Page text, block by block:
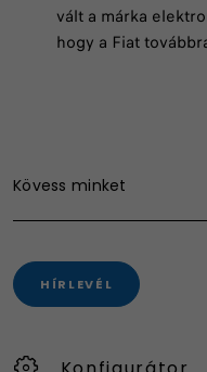
vált a márka
hogy a Fiat
Kövess minket
HÍRLEVÉL